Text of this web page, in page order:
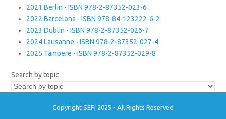
2021 Berlin - ISBN 978-2-87352-023-6
2022 Barcelona - ISBN 978-84-123222-6-2
2023 Dublin - ISBN 978-2-87352-026-7
2024 Lausanne - ISBN 978-2-87352-027-4
2025 Tampere - ISBN 978-2-87352-029-8
Search by topic
Copyright SEFI 2025 - All Rights Reserved